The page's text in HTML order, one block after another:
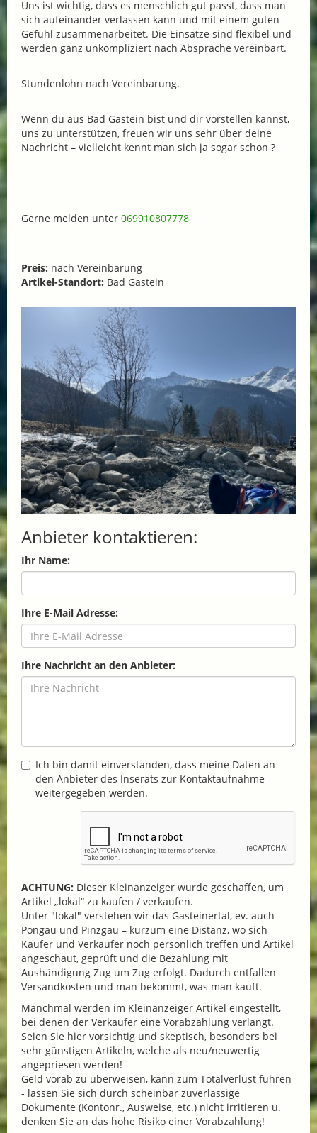
Uns ist wichtig, dass es menschlich gut passt, dass man
sich aufeinander verlassen kann und mit einem guten
Gefühl zusammenarbeitet. Die Einsätze sind flexibel und
werden ganz unkompliziert nach Absprache vereinbart.
Stundenlohn nach Vereinbarung.
Wenn du aus Bad Gastein bist und dir vorstellen kannst,
uns zu unterstützen, freuen wir uns sehr über deine
Nachricht – vielleicht kennt man sich ja sogar schon ?
Gerne melden unter 069910807778
Preis: nach Vereinbarung
Artikel-Standort: Bad Gastein
Anbieter kontaktieren:
Ihr Name:
Ihre E-Mail Adresse:
Ihre Nachricht an den Anbieter:
Ich bin damit einverstanden, dass meine Daten an
den Anbieter des Inserats zur Kontaktaufnahme
weitergegeben werden.
ACHTUNG: Dieser Kleinanzeiger wurde geschaffen, um
Artikel „lokal“ zu kaufen / verkaufen.
Unter "lokal" verstehen wir das Gasteinertal, ev. auch
Pongau und Pinzgau – kurzum eine Distanz, wo sich
Käufer und Verkäufer noch persönlich treffen und Artikel
angeschaut, geprüft und die Bezahlung mit
Aushändigung Zug um Zug erfolgt. Dadurch entfallen
Versandkosten und man bekommt, was man kauft.
Manchmal werden im Kleinanzeiger Artikel eingestellt,
bei denen der Verkäufer eine Vorabzahlung verlangt.
Seien Sie hier vorsichtig und skeptisch, besonders bei
sehr günstigen Artikeln, welche als neu/neuwertig
angepriesen werden!
Geld vorab zu überweisen, kann zum Totalverlust führen
- lassen Sie sich durch scheinbar zuverlässige
Dokumente (Kontonr., Ausweise, etc.) nicht irritieren u.
denken Sie an das hohe Risiko einer Vorabzahlung!